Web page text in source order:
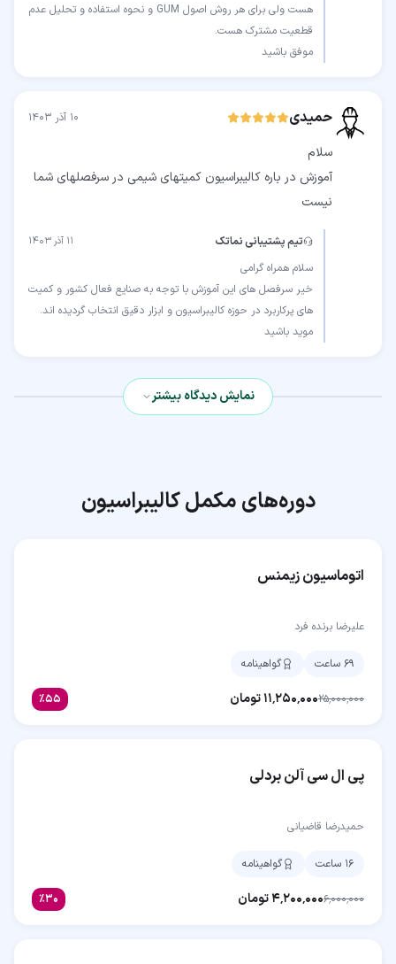
هست ولی برای هر روش اصول GUM و نحوه استفاده و تحلیل عدم
موفق باشید
حمیدی ۱۰ آذر ۱۴۰۳
آموزش در باره کالیبراسیون کمیتهای شیمی در سرفصلهای شما
نیست
تیم پشتیبانی نماتک ۱۱ آذر ۱۴۰۳
خیر سرفصل های این آموزش با توجه به صنایع فعال کشور و کمیت
موید باشید
نمایش دیدگاه بیشتر
دوره‌های مکملکالیبراسیون
اتوماسیون زیمنس
علیرضا برنده فرد
۶۹ ساعت گواهینامه
۲۵٬۰۰۰٬۰۰۰۱۱٬۲۵۰٬۰۰۰تومان ٪۵۵
پی ال سی آلن بردلی
حمیدرضا قاضیانی
۱۶ ساعت گواهینامه
۶٬۰۰۰٬۰۰۰۴٬۲۰۰٬۰۰۰تومان ٪۳۰